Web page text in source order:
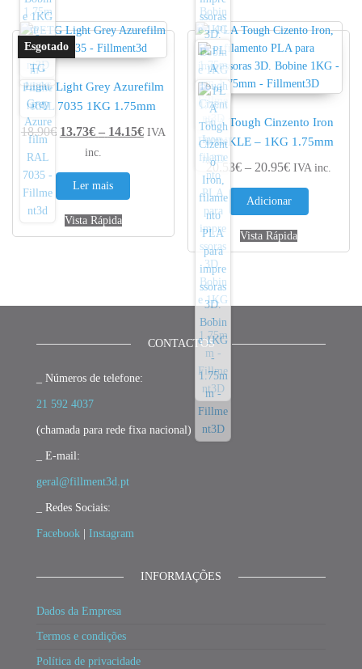
PETG Light Grey Azurefilm
RAL 7035 1KG 1.75mm
18.90€ 13.73€ – 14.15€Price range: 13.73€ through 14.15€
IVA
inc.
Ler mais
Vista Rápida
PLA Tough Cinzento Iron
WINKLE – 1KG 1.75mm
20.53€ – 20.95€Price range:
IVA inc.
Adicionar
Vista Rápida
CONTACTOS
_ Números de telefone:
21 592 4037
(chamada para rede fixa nacional)
_ E-mail:
geral@fillment3d.pt
_ Redes Sociais:
Facebook Instagram
INFORMAÇÕES
Dados da Empresa
Termos e condições
Política de privacidade